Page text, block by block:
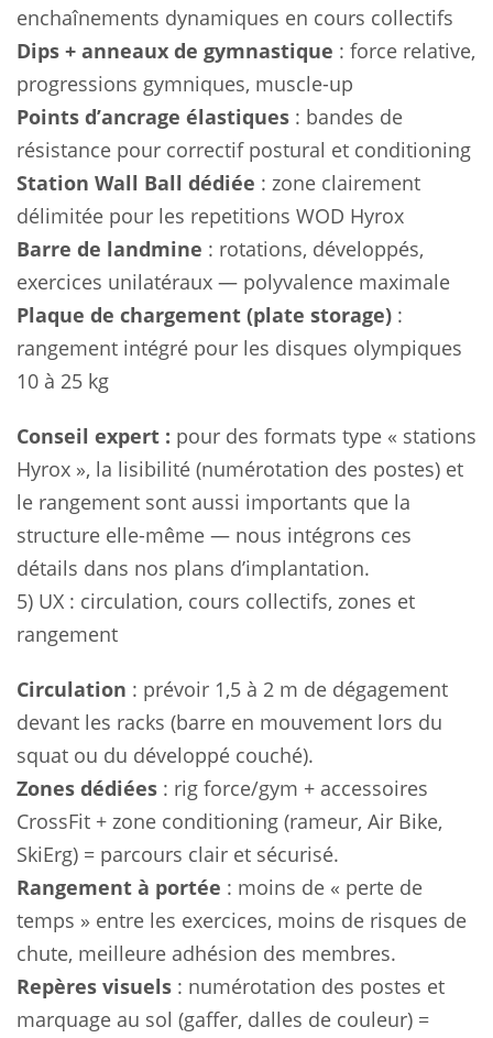
enchaînements dynamiques en cours collectifs
Dips + anneaux de gymnastique : force relative,
progressions gymniques, muscle-up
Points d’ancrage élastiques : bandes de
résistance pour correctif postural et conditioning
Station Wall Ball dédiée : zone clairement
délimitée pour les repetitions WOD Hyrox
Barre de landmine : rotations, développés,
exercices unilatéraux — polyvalence maximale
Plaque de chargement (plate storage) :
rangement intégré pour les disques olympiques
10 à 25 kg
Conseil expert : pour des formats type « stations
Hyrox », la lisibilité (numérotation des postes) et
le rangement sont aussi importants que la
structure elle-même — nous intégrons ces
détails dans nos plans d’implantation.
5) UX : circulation, cours collectifs, zones et
rangement
Circulation : prévoir 1,5 à 2 m de dégagement
devant les racks (barre en mouvement lors du
squat ou du développé couché).
Zones dédiées : rig force/gym + accessoires
CrossFit + zone conditioning (rameur, Air Bike,
SkiErg) = parcours clair et sécurisé.
Rangement à portée : moins de « perte de
temps » entre les exercices, moins de risques de
chute, meilleure adhésion des membres.
Repères visuels : numérotation des postes et
marquage au sol (gaffer, dalles de couleur) =